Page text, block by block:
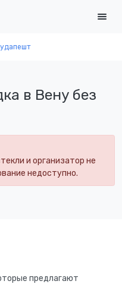
в Вену без
и организатор не
недоступно.
предлагают